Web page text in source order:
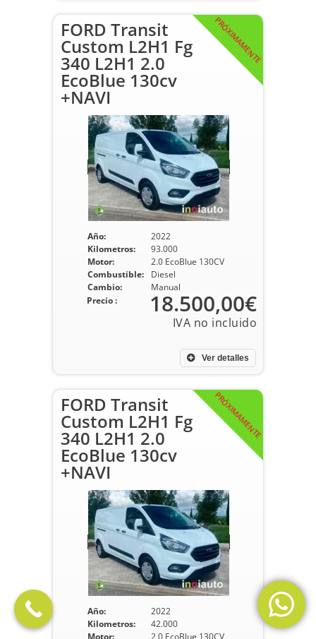
PRÓXIMAMENTE
FORD Transit
Custom L2H1 Fg
340 L2H1 2.0
EcoBlue 130cv
+NAVI
Año:
2022
Kilometros:
93.000
Motor:
2.0 EcoBlue 130CV
Combustible:
Diesel
Cambio:
Manual
Ver detalles
Precio : 18.500,00€
PRÓXIMAMENTE
FORD Transit
Custom L2H1 Fg
340 L2H1 2.0
EcoBlue 130cv
+NAVI
Año:
2022
Kilometros:
42.000
Motor:
2.0 EcoBlue 130CV